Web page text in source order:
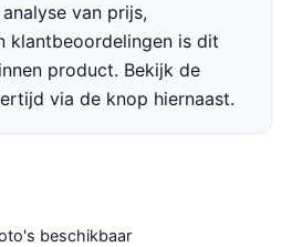
van prijs,
klantbeoordelingen is dit
product. Bekijk de
via de knop hiernaast.
beschikbaar